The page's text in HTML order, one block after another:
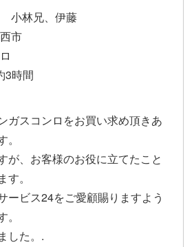
小林兄、伊藤
市
時間
ガスコンロをお買い求め頂きあ
が、お客様のお役に立てたこと
。
ービス24をご愛顧賜りますよう
した。.